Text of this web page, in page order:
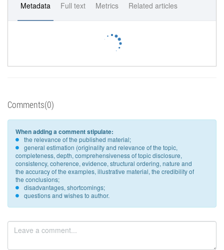
Metadata Full text Metrics Related articles
Comments(0)
When adding a comment stipulate:
the relevance of the published material;
general estimation (originality and relevance of the topic,
completeness, depth, comprehensiveness of topic disclosure,
consistency, coherence, evidence, structural ordering, nature and
the accuracy of the examples, illustrative material, the credibility of
the conclusions;
disadvantages, shortcomings;
questions and wishes to author.